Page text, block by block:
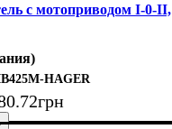
с мотоприводом I-0-II,
HAGER
.72грн